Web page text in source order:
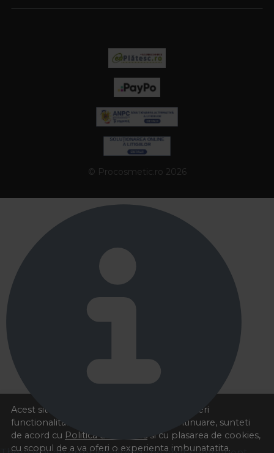
Acest site foloseste cookies pentru a va oferi
functionalitatea dorita. Navigand in continuare, sunteti
de acord cu Politica de cookies si cu plasarea de cookies,
cu scopul de a va oferi o experienta imbunatatita.
© Procosmetic.ro 2026